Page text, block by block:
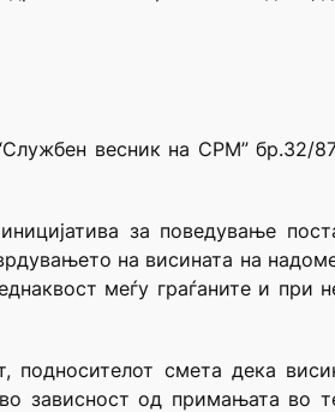
весник на СРМ” бр.32/
за поведување
на висината на
меѓу граѓаните и при
смета дека
зависност од примањата во